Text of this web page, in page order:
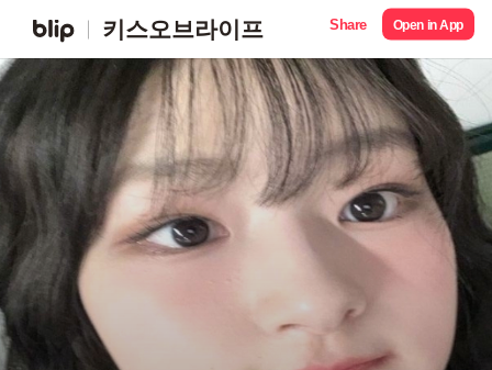
키스오브라이프 Share Open in App